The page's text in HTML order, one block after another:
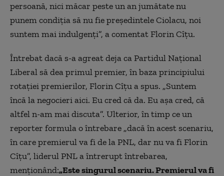
persoană, nici măcar peste un an jumătate nu
punem condiția să nu fie președintele Ciolacu, noi
suntem mai indulgenți”, a comentat Florin Cîțu.
Întrebat dacă s-a agreat deja ca Partidul Național
Liberal să dea primul premier, în baza principiului
rotației premierilor, Florin Cîțu a spus. „Suntem
încă la negocieri aici. Eu cred că da. Eu așa cred, că
altfel n-am mai discuta”. Ulterior, în timp ce un
reporter formula o întrebare „dacă în acest scenariu,
în care premierul va fi de la PNL, dar nu va fi Florin
Cîțu”, liderul PNL a întrerupt întrebarea,
menționând:„Este singurul scenariu. Premierul va fi